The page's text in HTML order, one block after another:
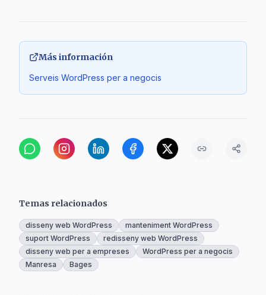
Más información
Serveis WordPress per a negocis
Temas relacionados
disseny web WordPress
manteniment WordPress
suport WordPress
redisseny web WordPress
disseny web per a empreses
WordPress per a negocis
Manresa
Bages